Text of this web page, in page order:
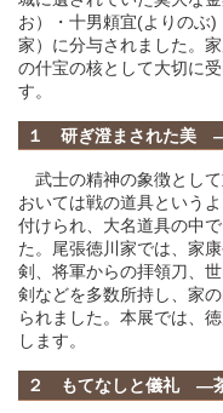
お）・十男頼宜(よりのぶ
家）に分与されました。
の什宝の核として大切に
す。
１ 研ぎ澄まされた美
武士の精神の象徴とし
おいては戦の道具という
付けられ、大名道具の中
た。尾張徳川家では、家
剣、将軍からの拝領刀、
剣などを多数所持し、家
られました。本展では、
します。
２ もてなしと儀礼 ―